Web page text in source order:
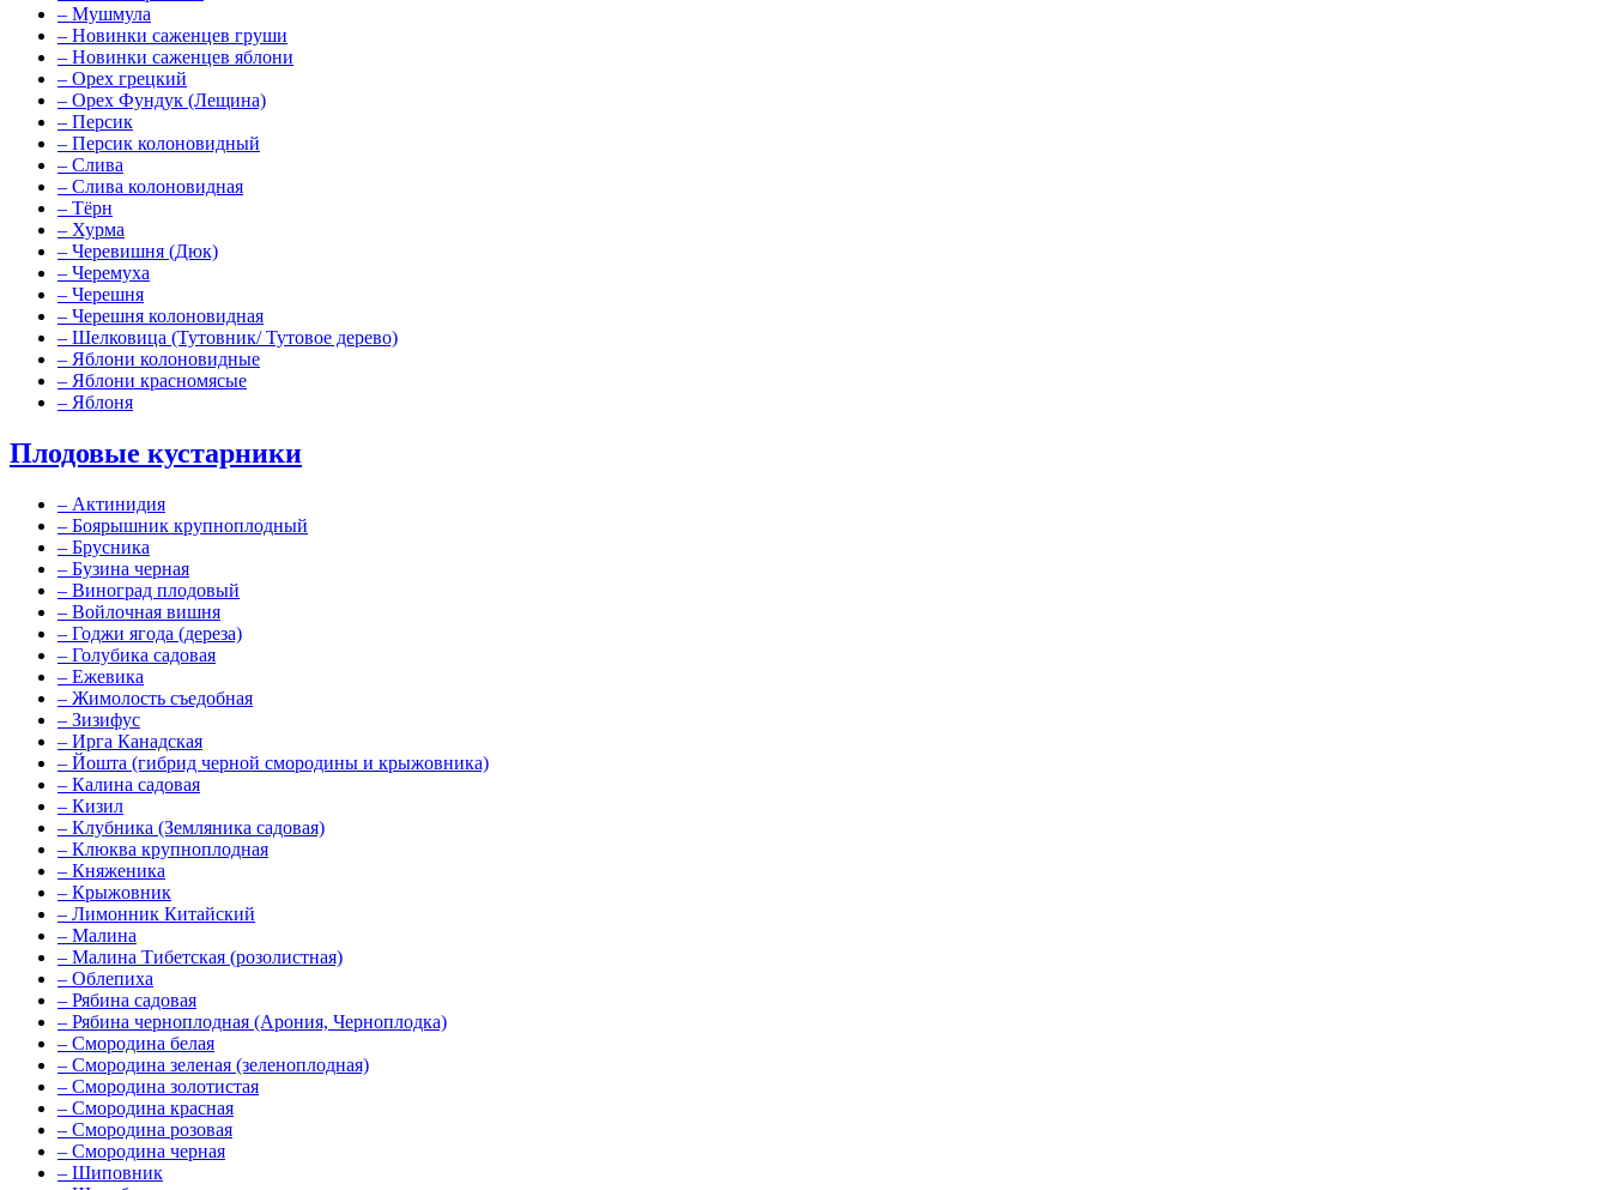
– Мушмула
– Новинки саженцев груши
– Новинки саженцев яблони
– Орех грецкий
– Орех Фундук (Лещина)
– Персик
– Персик колоновидный
– Слива
– Слива колоновидная
– Тёрн
– Хурма
– Черевишня (Дюк)
– Черемуха
– Черешня
– Черешня колоновидная
– Шелковица (Тутовник/ Тутовое дерево)
– Яблони колоновидные
– Яблони красномясые
– Яблоня
Плодовые кустарники
– Актинидия
– Боярышник крупноплодный
– Брусника
– Бузина черная
– Виноград плодовый
– Войлочная вишня
– Годжи ягода (дереза)
– Голубика садовая
– Ежевика
– Жимолость съедобная
– Зизифус
– Ирга Канадская
– Йошта (гибрид черной смородины и крыжовника)
– Калина садовая
– Кизил
– Клубника (Земляника садовая)
– Клюква крупноплодная
– Княженика
– Крыжовник
– Лимонник Китайский
– Малина
– Малина Тибетская (розолистная)
– Облепиха
– Рябина садовая
– Рябина черноплодная (Арония, Черноплодка)
– Смородина белая
– Смородина зеленая (зеленоплодная)
– Смородина золотистая
– Смородина красная
– Смородина розовая
– Смородина черная
– Шиповник